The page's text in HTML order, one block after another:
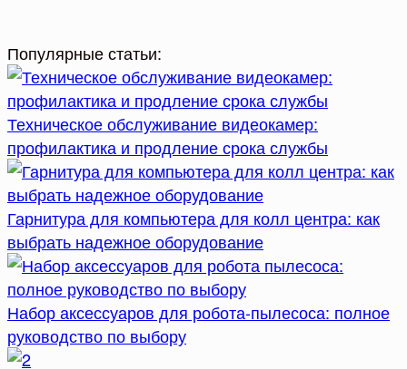
Популярные статьи:
Техническое обслуживание видеокамер:
профилактика и продление срока службы
Гарнитура для компьютера для колл центра: как
выбрать надежное оборудование
Набор аксессуаров для робота-пылесоса: полное
руководство по выбору